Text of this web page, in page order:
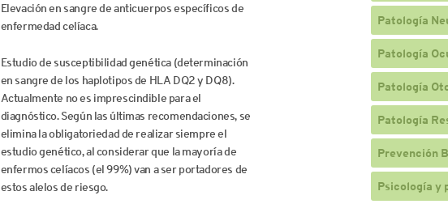
Elevación en sangre de anticuerpos específicos de
enfermedad celíaca.
Estudio de susceptibilidad genética (determinación
en sangre de los haplotipos de HLA DQ2 y DQ8).
Actualmente no es imprescindible para el
diagnóstico. Según las últimas recomendaciones, se
elimina la obligatoriedad de realizar siempre el
estudio genético, al considerar que la mayoría de
enfermos celíacos (el 99%) van a ser portadores de
estos alelos de riesgo.
Patología
Patología
Patología
Patología
Prevención
Psicología y